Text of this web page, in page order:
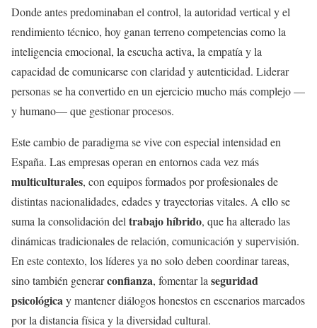
Donde antes predominaban el control, la autoridad vertical y el
rendimiento técnico, hoy ganan terreno competencias como la
inteligencia emocional, la escucha activa, la empatía y la
capacidad de comunicarse con claridad y autenticidad. Liderar
personas se ha convertido en un ejercicio mucho más complejo —
y humano— que gestionar procesos.
Este cambio de paradigma se vive con especial intensidad en
España. Las empresas operan en entornos cada vez más
multiculturales, con equipos formados por profesionales de
distintas nacionalidades, edades y trayectorias vitales. A ello se
suma la consolidación del trabajo híbrido, que ha alterado las
dinámicas tradicionales de relación, comunicación y supervisión.
En este contexto, los líderes ya no solo deben coordinar tareas,
sino también generarconfianza, fomentar la seguridad
psicológicay mantener diálogos honestos en escenarios marcados
por la distancia física y la diversidad cultural.